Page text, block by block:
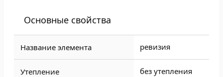
Основные свойства
Название элемента ревизия
Утепление без утепления